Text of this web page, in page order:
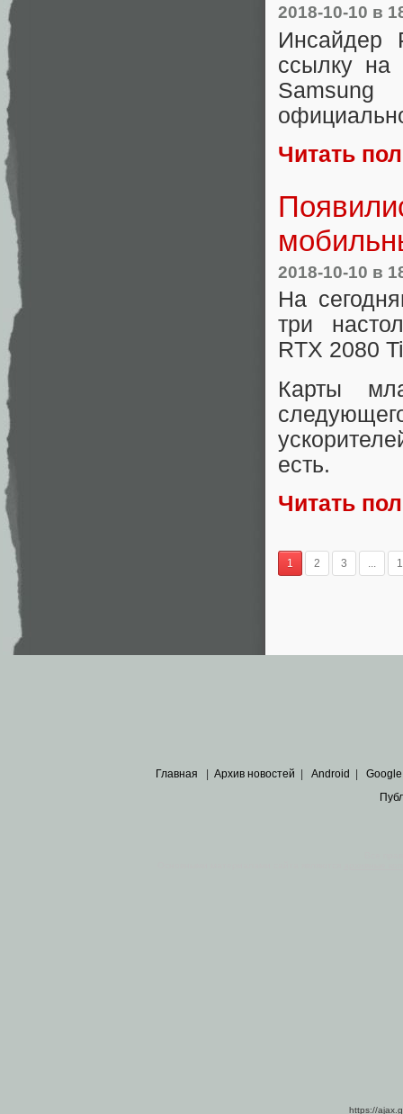
2018-10-10 в
Инсайдер
ссылку на
Читать
2018-10-10 в
На
три
RTX 2080
Карты
есть.
Читать
1 2 3 ...
Главная | Архив новостей | Android | Google
https://